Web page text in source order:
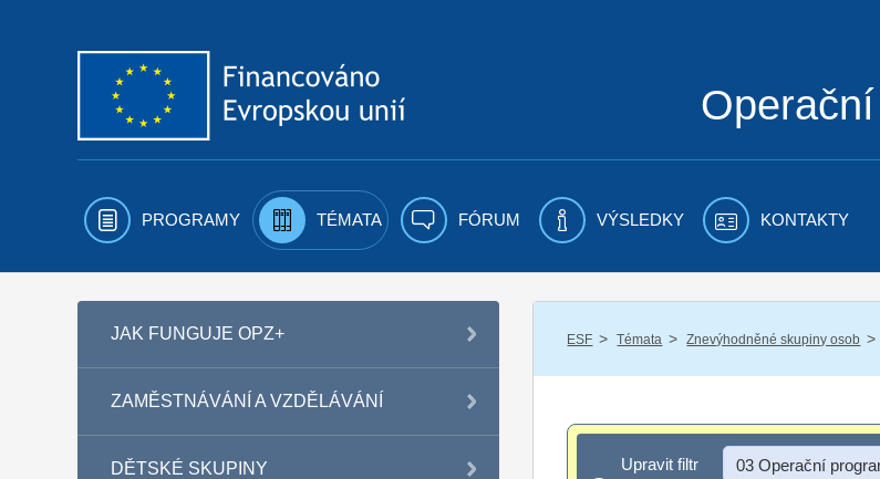
PROGRAMY TÉMATA FÓRUM VÝSLEDKY KONTAKTY
JAK FUNGUJE OPZ+
ZAMĚSTNÁVÁNÍ A VZDĚLÁVÁNÍ
DĚTSKÉ SKUPINY
ESF / Témata / Znevýhodněné skupiny osob /
Upravit filtr
Upravit filtr 03 Operační